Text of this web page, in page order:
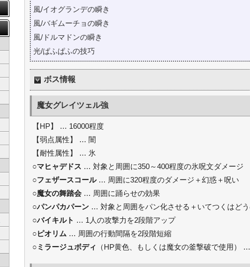
風/イオグランデの瞬き
風/バギムーチョの瞬き
風/ドルマドンの瞬き
光/ぱふぱふの技巧
ボス情報
魔女グレイツェル強
【HP】 … 16000程度
【弱点属性】 … 闇
【耐性属性】 … 氷
○マヒャデドス … 対象と周囲に350～400程度の氷呪文ダメージ
○フェザースコール… 周囲に320程度のダメージ＋幻惑＋呪い
○魔女の舞踏会 … 周囲に踊らせの効果
○パンパカパーン … 対象と周囲をパン化させる＋いてつくはど
○バイキルト … 1人の攻撃力を2段階アップ
○ピオリム … 周囲の行動間隔を2段階短縮
○ ミラージュボディ （HP黄色、もしくは魔女の釜撃破で使用）